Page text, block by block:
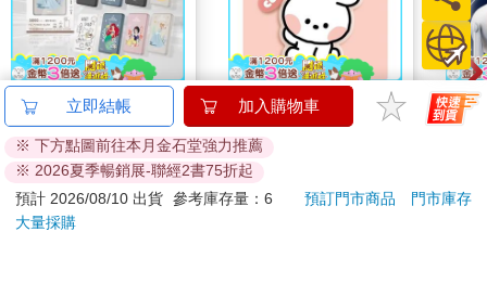
點告訴我？」 她比一下天際線，眼前上百棟高樓矗立，成千上萬
人生活其中，無數渺小的燈火閃閃發光。「這一切很難在電話中
說清楚。你得要親眼來看看。」 瑪姬舉起白酒杯向我敬酒。 「敬
新的開始。」她說。 我們碰了碰酒杯，喝一口酒，我再也忍不住
內心的歉意。「我好高興妳打電話給我，瑪姬。我們過去所有的
問題──我希望妳知道，全是我的錯。」 她手一揮，打斷我。
「爸，我不想為難你。我們一筆勾消吧，好不好？我們都犯了
錯。但我不想花一整晚重新翻舊帳。」 「我只是想道歉。」 「我
接受你的道歉。我們別一直想著過去。一切都解決了。」 我覺得
還沒解決。我想討論過去發生的事，把一切攤開，但瑪姬想聊的
【正版授權】Disney
迪士尼 20W PD超薄磁
吸無線快充行動電源
5000mAh
1490 特價 1161 元
加入購物車
minini SuperCard名牌
造型悠遊卡-conini【受
託代銷】
特價
加入購物車
【
輪
立即結帳 加入購物車
※ 下方點圖前往本月金石堂強力推薦
※ 2026夏季暢銷展-聯經2書75折起
預計 2026/08/10 出貨 參考庫存量：6 預訂門市商品
門市庫存
大量採購